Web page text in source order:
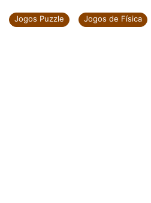
Jogos Puzzle Jogos de Física